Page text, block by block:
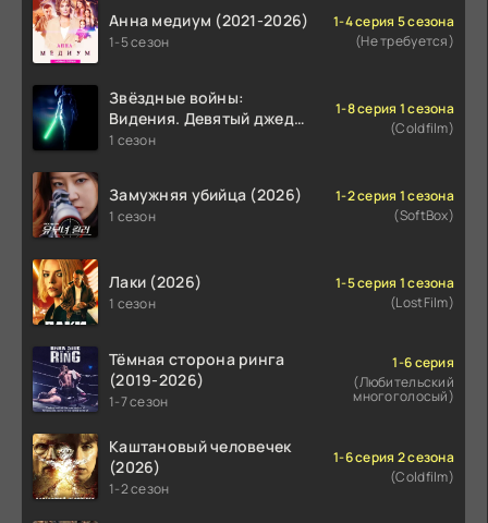
Анна медиум (2021-2026)
1-5 сезон
1-4 серия 5 сезона
(Не требуется)
Звёздные войны:
Видения. Девятый джедай
(2026)
1 сезон
1-8 серия 1 сезона
(Coldfilm)
Замужняя убийца (2026)
1 сезон
1-2 серия 1 сезона
(SoftBox)
Лаки (2026)
1 сезон
1-5 серия 1 сезона
(LostFilm)
Тёмная сторона ринга
(2019-2026)
1-7 сезон
1-6 серия
(Любительский
многоголосый)
Каштановый человечек
(2026)
1-2 сезон
1-6 серия 2 сезона
(Coldfilm)